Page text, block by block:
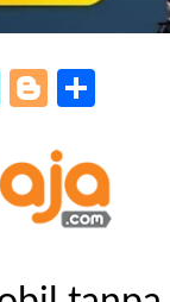
LinkedIn
Blogger